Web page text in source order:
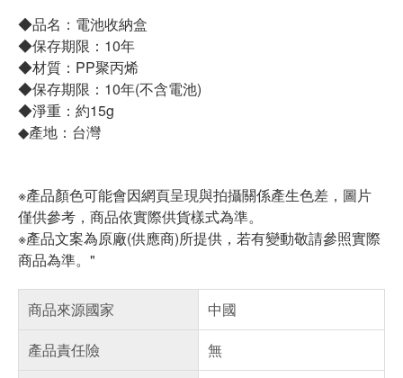
◆品名：電池收納盒
◆保存期限：10年
◆材質：PP聚丙烯
◆保存期限：10年(不含電池)
◆淨重：約15g
◆產地：台灣
※產品顏色可能會因網頁呈現與拍攝關係產生色差，圖片
僅供參考，商品依實際供貨樣式為準。
※產品文案為原廠(供應商)所提供，若有變動敬請參照實際
商品為準。"
商品來源國家
中國
產品責任險
無